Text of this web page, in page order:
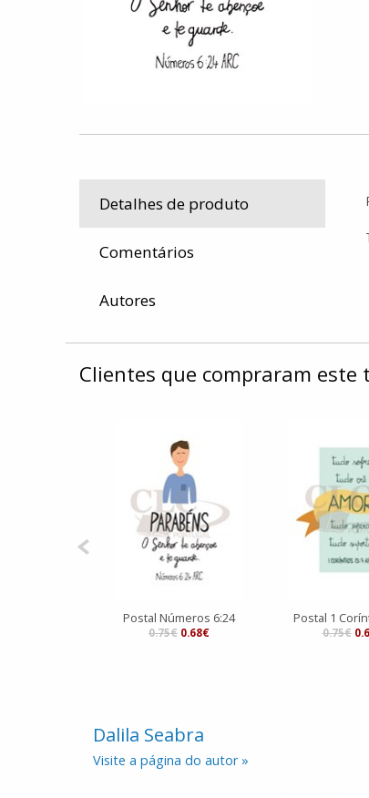
Detalhes de produto
Comentários
Autores
Clientes que compraram
Postal Números 6:24
0.75€ 0.68€
Postal 1
0.75€
Dalila Seabra
Visite a página do autor »